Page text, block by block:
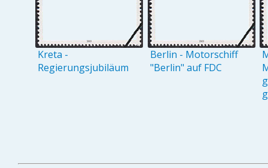
Kreta -
Regierungsjubiläum
Berlin - Motorschiff
"Berlin" auf FDC